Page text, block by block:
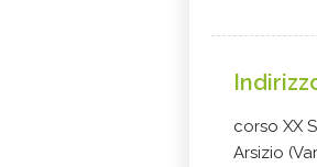
corso XX
Arsizio